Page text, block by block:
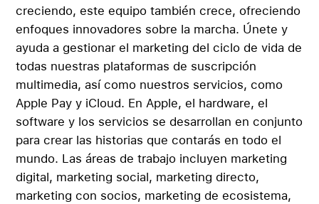
creciendo, este equipo también crece, ofreciendo
enfoques innovadores sobre la marcha. Únete y
ayuda a gestionar el marketing del ciclo de vida de
todas nuestras plataformas de suscripción
multimedia, así como nuestros servicios, como
Apple Pay y iCloud. En Apple, el hardware, el
software y los servicios se desarrollan en conjunto
para crear las historias que contarás en todo el
mundo. Las áreas de trabajo incluyen marketing
digital, marketing social, marketing directo,
marketing con socios, marketing de ecosistema,